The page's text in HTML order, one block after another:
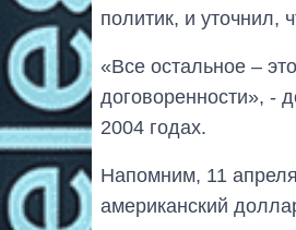
политик, и уточнил,
«Все остальное –
договоренности», -
2004 годах.
Напомним, 11
американский